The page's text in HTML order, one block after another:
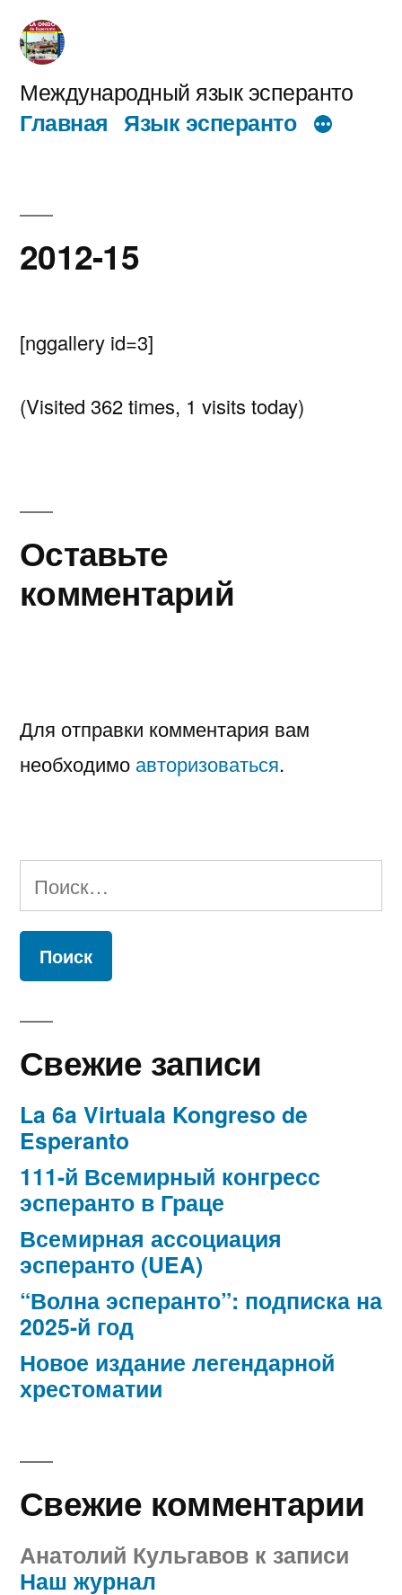
Перейти
содержимому
Международный язык эсперанто
Главная Язык эсперанто
2012-15
[nggallery id=3]
(Visited 362 times, 1 visits today)
Оставьте
комментарий
Для отправки комментария вам
необходимо авторизоваться.
Найти:
Свежие записи
La 6a Virtuala Kongreso de
Esperanto
111-й Всемирный конгресс
эсперанто в Граце
Всемирная ассоциация
эсперанто (UEA)
“Волна эсперанто”: подписка на
2025-й год
Новое издание легендарной
хрестоматии
Свежие комментарии
Анатолий Кульгавов к записи
Наш журнал